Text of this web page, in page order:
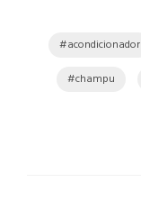
acondicionador
champu